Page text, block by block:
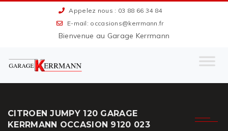
Appelez nous : 03 88 66 34 84
E-mail: occasions@kerrmann.fr
Bienvenue au Garage Kerrmann
CITROEN JUMPY 120 GARAGE
KERRMANN OCCASION 9120 023